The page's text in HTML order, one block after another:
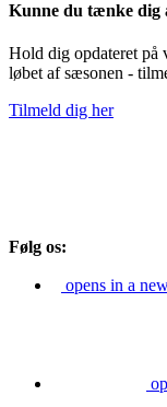
Kunne du tænke dig
Hold dig opdateret på
løbet af sæsonen -
Tilmeld dig her
Følg os:
opens in a